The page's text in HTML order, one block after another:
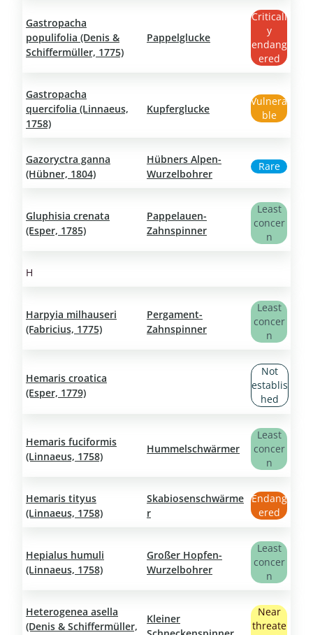
Gastropacha
populifolia (Denis &
Schiffermüller, 1775)
Pappelglucke
Criticall
y
endang
ered
Gastropacha
quercifolia (Linnaeus,
1758)
Kupferglucke
Vulnera
ble
Gazoryctra ganna
(Hübner, 1804)
Hübners Alpen-
Wurzelbohrer
Rare
Gluphisia crenata
(Esper, 1785)
Pappelauen-
Zahnspinner
Least
concer
n
H
Harpyia milhauseri
(Fabricius, 1775)
Pergament-
Zahnspinner
Least
concer
n
Hemaris croatica
(Esper, 1779)
Not
establis
hed
Hemaris fuciformis
(Linnaeus, 1758)
Hummelschwärmer
Least
concer
n
Hemaris tityus
(Linnaeus, 1758)
Skabiosenschwärme
r
Endang
ered
Hepialus humuli
(Linnaeus, 1758)
Großer Hopfen-
Wurzelbohrer
Least
concer
n
Heterogenea asella
(Denis & Schiffermüller,
Kleiner
Near
threate